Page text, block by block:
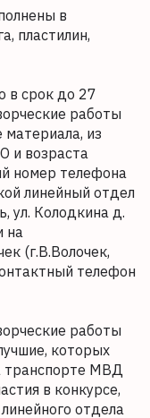
в
пластилин,
в срок до 27
работы
материала, из
и возраста
номер телефона
линейный отдел
ул. Колодкина д.
на
(г.В.Волочек,
телефон
работы
которых
транспорте МВД
в конкурсе,
отдела